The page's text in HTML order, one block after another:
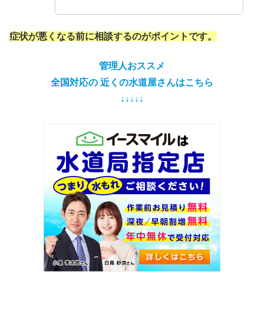
症状が悪くなる前に相談するのがポイントです。
管理人おススメ
全国対応の 近くの水道屋さんはこちら
↓↓↓↓↓